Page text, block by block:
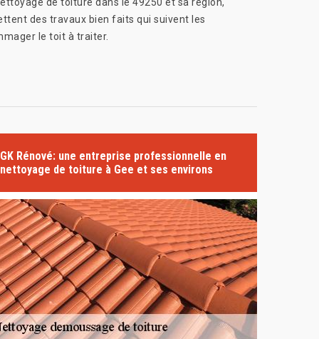
de toiture dans le 49250 et sa région,
des travaux bien faits qui suivent les
le toit à traiter.
GK Rénové: une entreprise professionnelle en
nettoyage de toiture à Gee et ses environs